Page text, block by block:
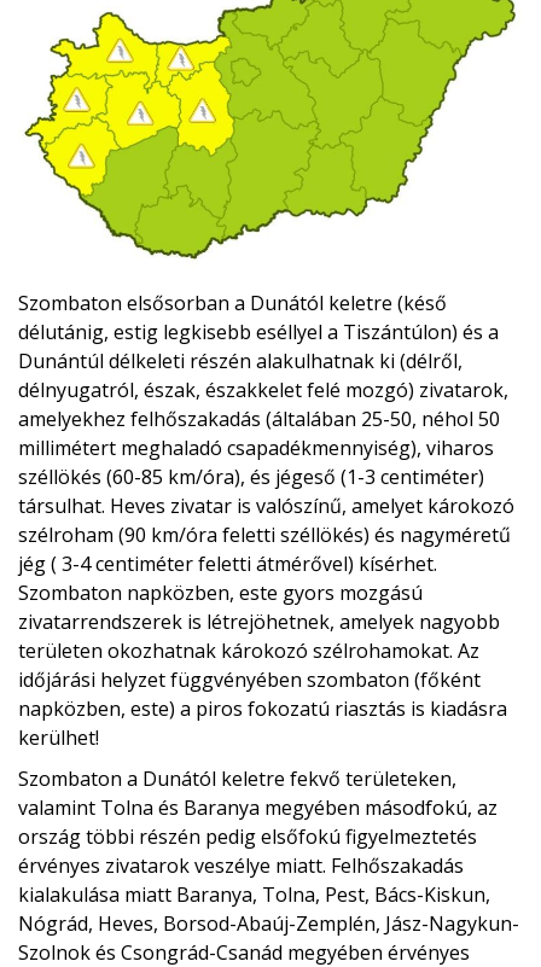
Szombaton elsősorban a Dunától keletre (késő
délutánig, estig legkisebb eséllyel a Tiszántúlon) és a
Dunántúl délkeleti részén alakulhatnak ki (délről,
délnyugatról, észak, északkelet felé mozgó) zivatarok,
amelyekhez felhőszakadás (általában 25-50, néhol 50
millimétert meghaladó csapadékmennyiség), viharos
széllökés (60-85 km/óra), és jégeső (1-3 centiméter)
társulhat. Heves zivatar is valószínű, amelyet károkozó
szélroham (90 km/óra feletti széllökés) és nagyméretű
jég ( 3-4 centiméter feletti átmérővel) kísérhet.
Szombaton napközben, este gyors mozgású
zivatarrendszerek is létrejöhetnek, amelyek nagyobb
területen okozhatnak károkozó szélrohamokat. Az
időjárási helyzet függvényében szombaton (főként
napközben, este) a piros fokozatú riasztás is kiadásra
kerülhet!
Szombaton a Dunától keletre fekvő területeken,
valamint Tolna és Baranya megyében másodfokú, az
ország többi részén pedig elsőfokú figyelmeztetés
érvényes zivatarok veszélye miatt. Felhőszakadás
kialakulása miatt Baranya, Tolna, Pest, Bács-Kiskun,
Nógrád, Heves, Borsod-Abaúj-Zemplén, Jász-Nagykun-
Szolnok és Csongrád-Csanád megyében érvényes